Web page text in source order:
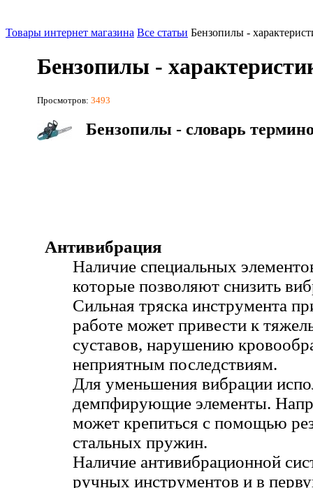
Товары интернет магазина Все статьи Бензопилы -
Бензопилы -
Просмотров: 3493
Бензопилы - словарь
Антивибрация
Наличие специальных
которые позволяют снизить
Сильная тряска инструмента
работе может привести к
суставов, нарушению
неприятным последствиям.
Для уменьшения вибрации
демпфирующие элементы.
может крепиться с помощью
стальных пружин.
Наличие антивибрационной
ручных инструментов и в